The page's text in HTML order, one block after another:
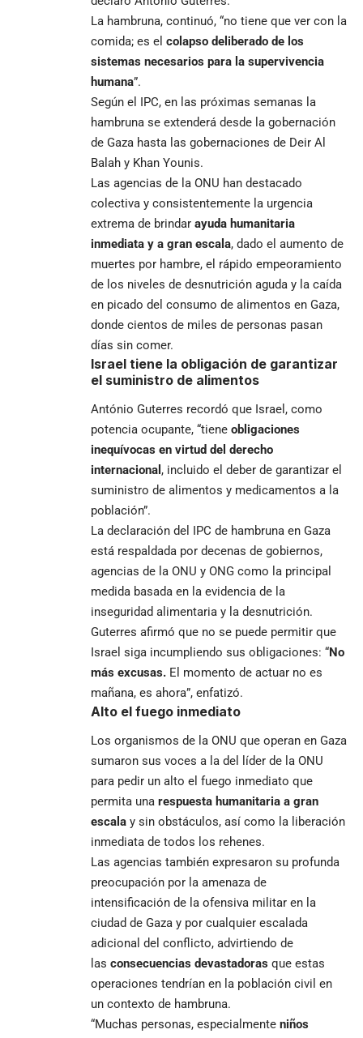
La hambruna, continuó, “no tiene que ver con la
comida; es el colapso deliberado de los
sistemas necesarios para la supervivencia
humana”.
Según el IPC, en las próximas semanas la
hambruna se extenderá desde la gobernación
de Gaza hasta las gobernaciones de Deir Al
Balah y Khan Younis.
Las agencias de la ONU han destacado
colectiva y consistentemente la urgencia
extrema de brindar ayuda humanitaria
inmediata y a gran escala, dado el aumento de
muertes por hambre, el rápido empeoramiento
de los niveles de desnutrición aguda y la caída
en picado del consumo de alimentos en Gaza,
donde cientos de miles de personas pasan
días sin comer.
Israel tiene la obligación de garantizar
el suministro de alimentos
António Guterres recordó que Israel, como
potencia ocupante, “tiene obligaciones
inequívocas en virtud del derecho
internacional , incluido el deber de garantizar el
suministro de alimentos y medicamentos a la
población”.
La declaración del IPC de hambruna en Gaza
está respaldada por decenas de gobiernos,
agencias de la ONU y ONG como la principal
medida basada en la evidencia de la
inseguridad alimentaria y la desnutrición.
Guterres afirmó que no se puede permitir que
Israel siga incumpliendo sus obligaciones: “No
más excusas. El momento de actuar no es
mañana, es ahora”, enfatizó.
Alto el fuego inmediato
Los organismos de la ONU que operan en Gaza
sumaron sus voces a la del líder de la ONU
para pedir un alto el fuego inmediato que
permita una respuesta humanitaria a gran
escala y sin obstáculos, así como la liberación
inmediata de todos los rehenes.
Las agencias también expresaron su profunda
preocupación por la amenaza de
intensificación de la ofensiva militar en la
ciudad de Gaza y por cualquier escalada
adicional del conflicto, advirtiendo de
las consecuencias devastadoras que estas
operaciones tendrían en la población civil en
un contexto de hambruna.
“Muchas personas, especialmente niños